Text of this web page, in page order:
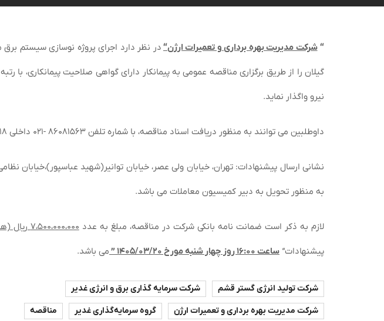
“ شرکت مدیریت بهره برداری و تعمیرات ارژن“ در نظر دارد اجرای پروژه نوسازی سیستم
گیلان را از طریق برگزاری مناقصه عمومی به پیمانکار دارای گواهی صلاحیت پیمانکاری، با رتبه
نیرو واگذار نماید.
داوطلبین می توانند به منظور دریافت اسناد مناقصه، با شماره تلفن ۸۶۰۸۱۵۶۳ -۰۲۱ داخلی ۲۱۸ تماس گیرند.
به منظور تحویل به دبیر کمیسیون معاملات می باشد.
لازم به ذکر است ضمانت نامه بانکی شرکت در مناقصه، مبلغ به عدد ۷،۵۰۰،۰۰۰،۰۰۰ ریال (هفت میلیارد و پانصد میلیون ریال)
پیشنهادات“ ساعت ۱۶:۰۰ روز چهار شنبه مورخ ۱۴۰۵/۰۳/۲۰ ” می باشد.
شرکت تولید انرژی گستر قشم
شرکت سرمایه گذاری برق و انرژی غدیر
شرکت مدیریت بهره برداری و تعمیرات ارژن
گروه سرمایه‌گذاری غدیر مناقصه